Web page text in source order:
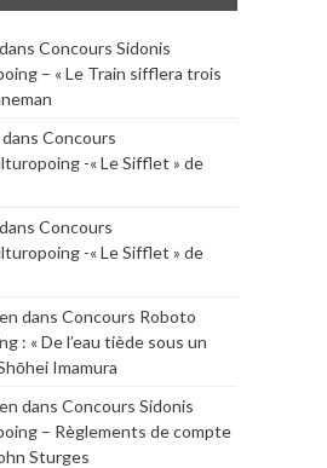
dans Concours Sidonis
– « Le Train sifflera trois
dans Concours
-« Le Sifflet » de
dans Concours
-« Le Sifflet » de
dans Concours Roboto
: « De l’eau tiède sous un
Imamura
dans Concours Sidonis
– Règlements de compte
Sturges